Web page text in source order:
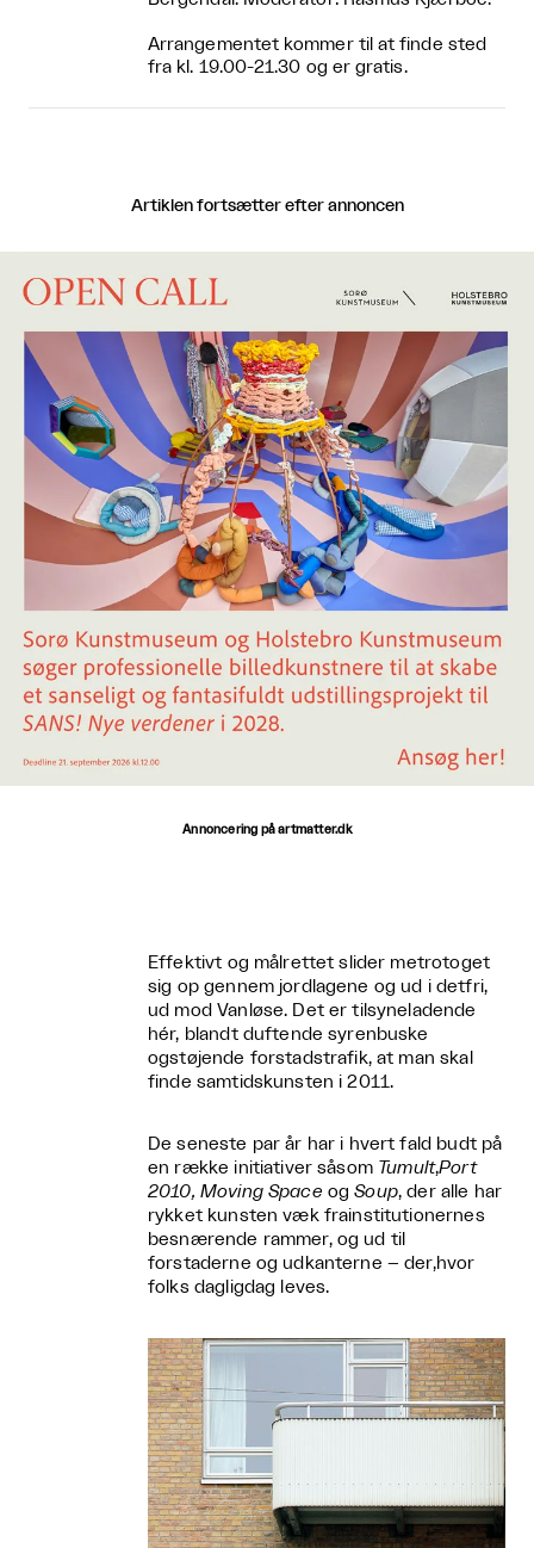
Arrangementet kommer til at finde sted
fra kl. 19.00-21.30 og er gratis.
Artiklen fortsætter efter annoncen
Annoncering på artmatter.dk
Effektivt og målrettet slider metrotoget
sig op gennem jordlagene og ud i detfri,
ud mod Vanløse. Det er tilsyneladende
hér, blandt duftende syrenbuske
ogstøjende forstadstrafik, at man skal
finde samtidskunsten i 2011.
De seneste par år har i hvert fald budt på
en række initiativer såsom Tumult,Port
2010, Moving Space ogSoup, der alle har
rykket kunsten væk frainstitutionernes
besnærende rammer, og ud til
forstaderne og udkanterne – der,hvor
folks dagligdag leves.